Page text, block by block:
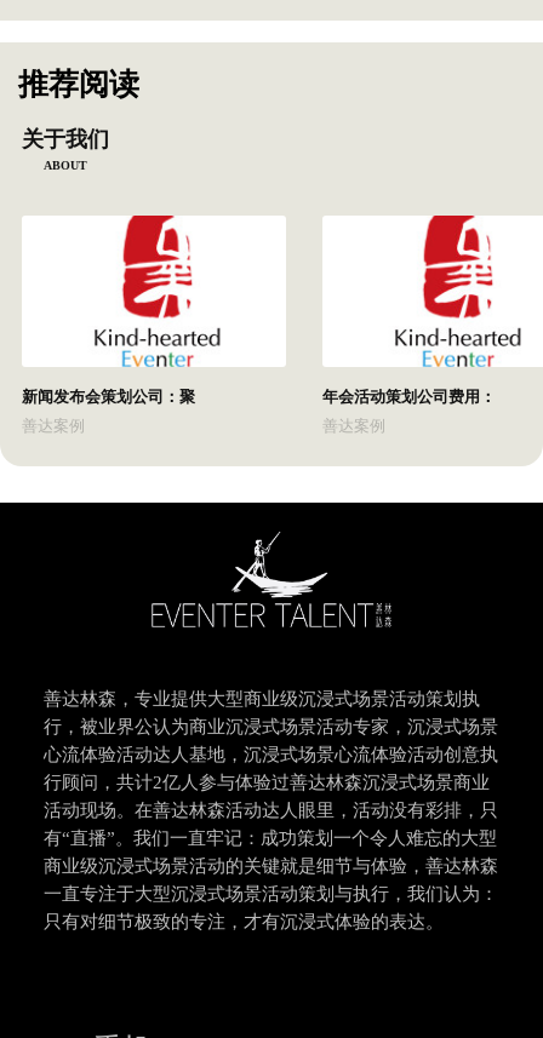
推荐阅读
关于我们
ABOUT
新闻发布会策划公司：聚
善达案例
年会活动策划公司费用：
善达案例
善达林森，专业提供大型商业级沉浸式场景活动策划执
行，被业界公认为商业沉浸式场景活动专家，沉浸式场景
心流体验活动达人基地，沉浸式场景心流体验活动创意执
行顾问，共计2亿人参与体验过善达林森沉浸式场景商业
活动现场。在善达林森活动达人眼里，活动没有彩排，只
有“直播”。我们一直牢记：成功策划一个令人难忘的大型
商业级沉浸式场景活动的关键就是细节与体验，善达林森
一直专注于大型沉浸式场景活动策划与执行，我们认为：
只有对细节极致的专注，才有沉浸式体验的表达。